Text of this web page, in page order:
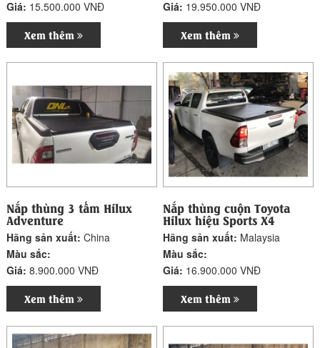
Giá: 15.500.000 VNĐ
Xem thêm
Giá: 19.950.000 VNĐ
Xem thêm
Nắp thùng 3 tấm Hilux
Adventure
Hãng sản xuất:China
Màu sắc:
Giá:8.900.000 VNĐ
Xem thêm
Nắp thùng cuộn Toyota
Hilux hiệu Sports X4
Hãng sản xuất: Malaysia
Màu sắc:
Giá: 16.900.000 VNĐ
Xem thêm